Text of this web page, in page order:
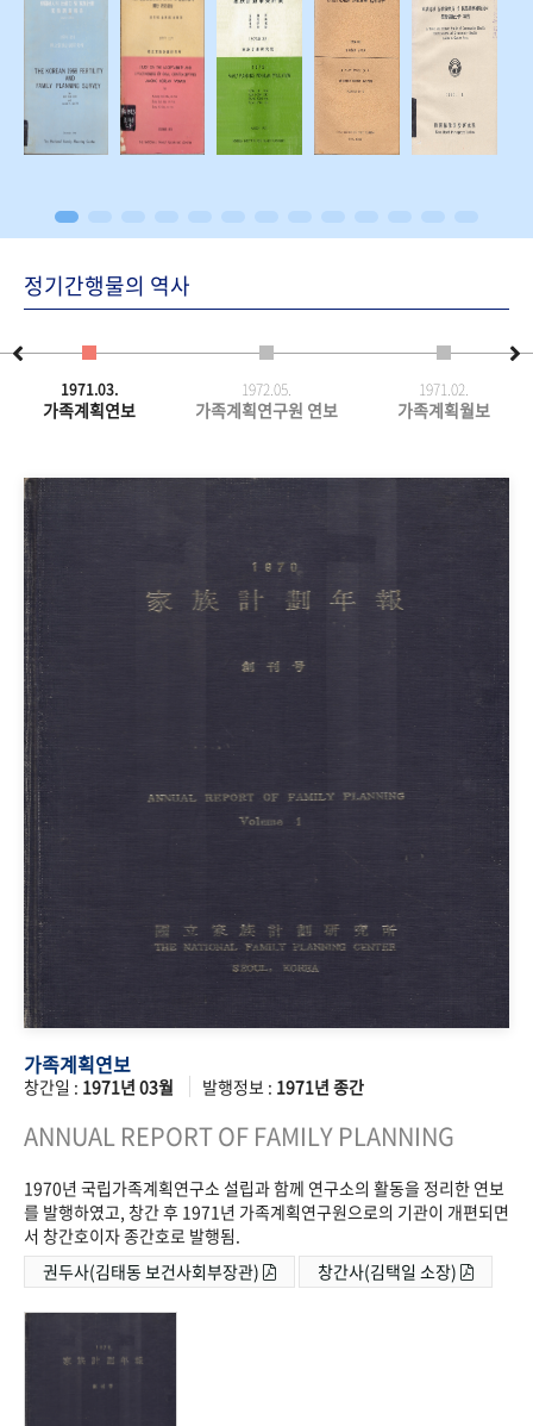
정기간행물의 역사
1971.03.
가족계획연보
1972.05.
가족계획연구원 연보
1971.02.
가족계획월보
가족계획연보
창간일 : 1971년 03월 발행정보 : 1971년 종간
ANNUAL REPORT OF FAMILY PLANNING
1970년 국립가족계획연구소 설립과 함께 연구소의 활동을 정리한 연보
를 발행하였고, 창간 후 1971년 가족계획연구원으로의 기관이 개편되면
서 창간호이자 종간호로 발행됨.
권두사(김태동 보건사회부장관)
창간사(김택일 소장)